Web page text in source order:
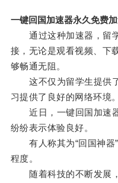
一键回国加速器永久免费
通过这种加速器，留学
接，无论是观看视频、下
够畅通无阻。
这不仅为留学生提供了
习提供了良好的网络环境。
近日，一键回国加速器
纷纷表示体验良好。
有人称其为“回国神器”
程度。
随着科技的不断发展，